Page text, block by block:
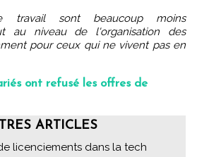
travail sont beaucoup moins
au niveau de l'organisation des
pour ceux qui ne vivent pas en
ont refusé les offres de
ARTICLES
licenciements dans la tech